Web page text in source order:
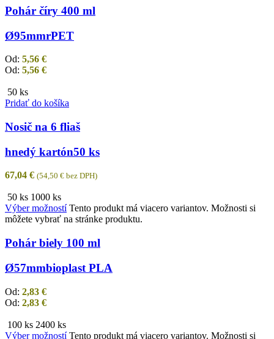
Pohár číry 400 ml
Ø95mmrPET
Od: 5,56 €
Od: 5,56 €
50 ks
Pridať do košíka
Nosič na 6 fliaš
hnedý kartón50 ks
67,04 € (54,50 € bez DPH)
50 ks 1000 ks
Výber možností Tento produkt má viacero variantov. Možnosti si
môžete vybrať na stránke produktu.
Pohár biely 100 ml
Ø57mmbioplast PLA
Od: 2,83 €
Od: 2,83 €
100 ks 2400 ks
Výber možností Tento produkt má viacero variantov. Možnosti si